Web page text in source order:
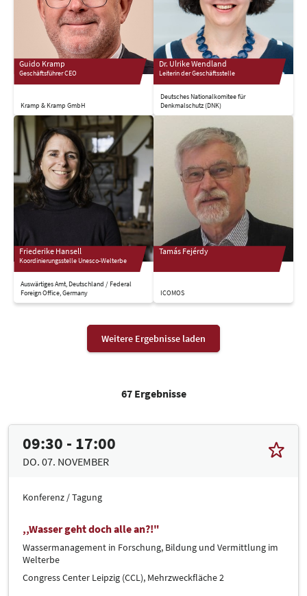
Guido Kramp
Geschäftsführer CEO
Kramp & Kramp GmbH
Dr. Ulrike Wendland
Leiterin der Geschäftsstelle
Deutsches Nationalkomitee für
Denkmalschutz (DNK)
Friederike Hansell
Koordinierungsstelle Unesco-Welterbe
Auswärtiges Amt, Deutschland / Federal
Foreign Office, Germany
Tamás Fejérdy
ICOMOS
Weitere Ergebnisse laden
67 Ergebnisse
09:30 - 17:00
DO. 07. NOVEMBER
Konferenz / Tagung
,,Wasser geht doch alle an?!"
Wassermanagement in Forschung, Bildung und Vermittlung im
Welterbe
Congress Center Leipzig (CCL), Mehrzweckfläche 2